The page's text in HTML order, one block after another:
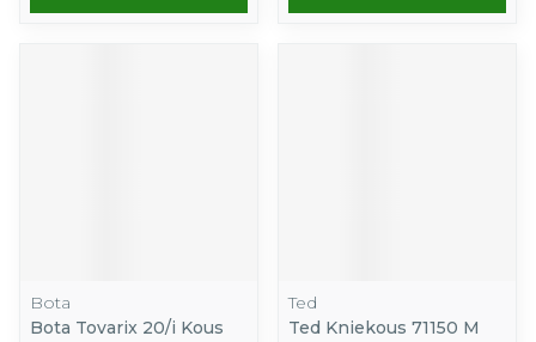
Bota
Bota Tovarix 20/i Kous
Ted
Ted Kniekous 71150 M